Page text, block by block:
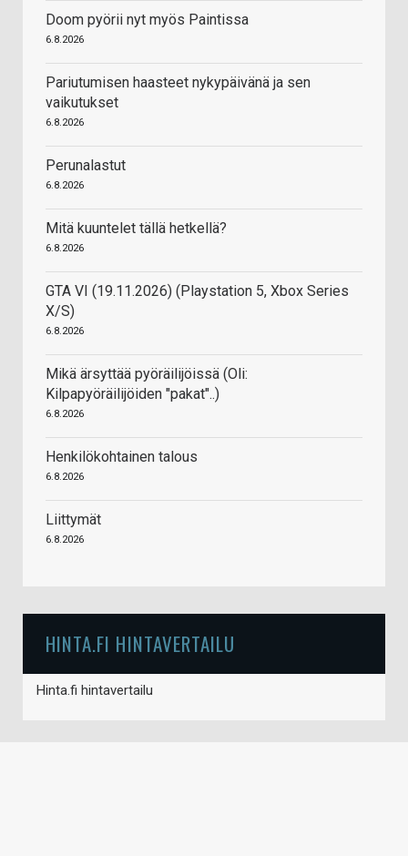
Doom pyörii nyt myös Paintissa
6.8.2026
Pariutumisen haasteet nykypäivänä ja sen
vaikutukset
6.8.2026
Perunalastut
6.8.2026
Mitä kuuntelet tällä hetkellä?
6.8.2026
GTA VI (19.11.2026) (Playstation 5, Xbox Series
X/S)
6.8.2026
Mikä ärsyttää pyöräilijöissä (Oli:
Kilpapyöräilijöiden "pakat"..)
6.8.2026
Henkilökohtainen talous
6.8.2026
Liittymät
6.8.2026
HINTA.FI HINTAVERTAILU
Hinta.fi hintavertailu